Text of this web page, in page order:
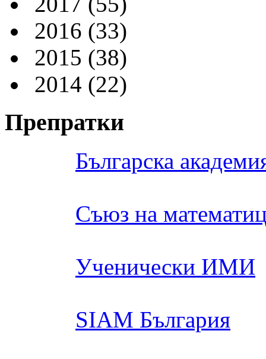
2016 (33)
2015 (38)
2014 (22)
Препратки
Българска
Съюз на
Ученически ИМИ
SIAM България